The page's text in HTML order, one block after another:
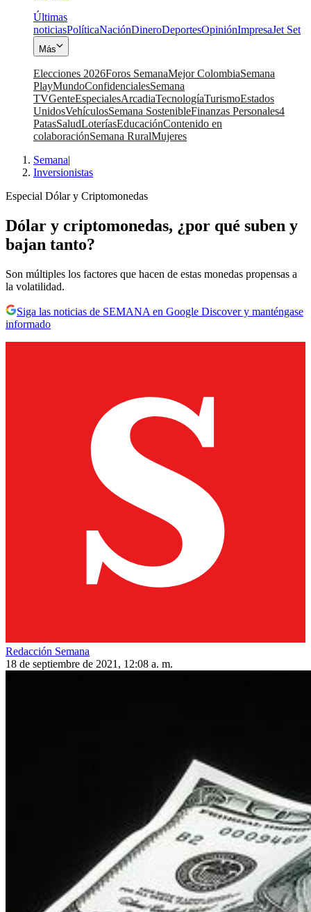
Últimas
noticiasPolíticaNaciónDineroDeportesOpiniónImpresaJet Set
Más
Elecciones 2026Foros SemanaMejor ColombiaSemana
PlayMundoConfidencialesSemana
TVGenteEspecialesArcadiaTecnologíaTurismoEstados
UnidosVehículosSemana SostenibleFinanzas Personales4
PatasSaludLoteríasEducaciónContenido en
colaboraciónSemana RuralMujeres
Semana|
Inversionistas
Especial Dólar y Criptomonedas
Dólar y criptomonedas, ¿por qué suben y
bajan tanto?
Son múltiples los factores que hacen de estas monedas propensas a
la volatilidad.
Siga las noticias de SEMANA en Google Discover y manténgase
informado
Redacción Semana
18 de septiembre de 2021, 12:08 a. m.